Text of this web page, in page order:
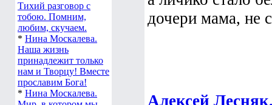
Тихий разговор с
тобою. Помним,
любим, скучаем.
* Нина Москалева.
Наша жизнь
принадлежит только
нам и Творцу! Вместе
прославим Бога!
* Нина Москалева.
дочери мама, не
Алексей